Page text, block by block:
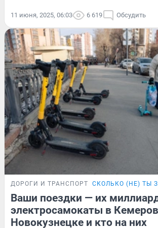
11 июня, 2025, 06:03 6 619 Обсудить
ДОРОГИ И ТРАНСПОРТ СКОЛЬКО (НЕ) ТЫ
Ваши поездки — их
электросамокаты в
Новокузнецке и кто на них